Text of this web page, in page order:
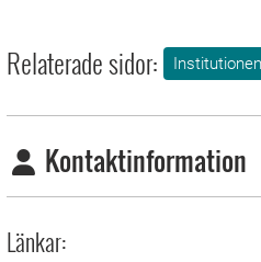
Relaterade sidor:
Kontaktinformation
Länkar: